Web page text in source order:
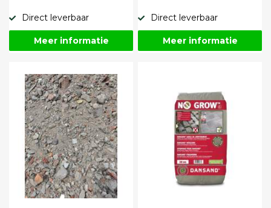
Direct leverbaar
Meer informatie
Direct leverbaar
Meer informatie